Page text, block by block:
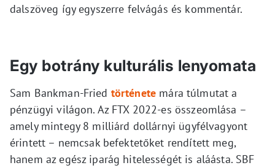
dalszöveg így egyszerre felvágás és kommentár.
Egy botrány kulturális lenyomata
Sam Bankman-Fried története mára túlmutat a
pénzügyi világon. Az FTX 2022-es összeomlása –
amely mintegy 8 milliárd dollárnyi ügyfélvagyont
érintett – nemcsak befektetőket rendített meg,
hanem az egész iparág hitelességét is aláásta. SBF